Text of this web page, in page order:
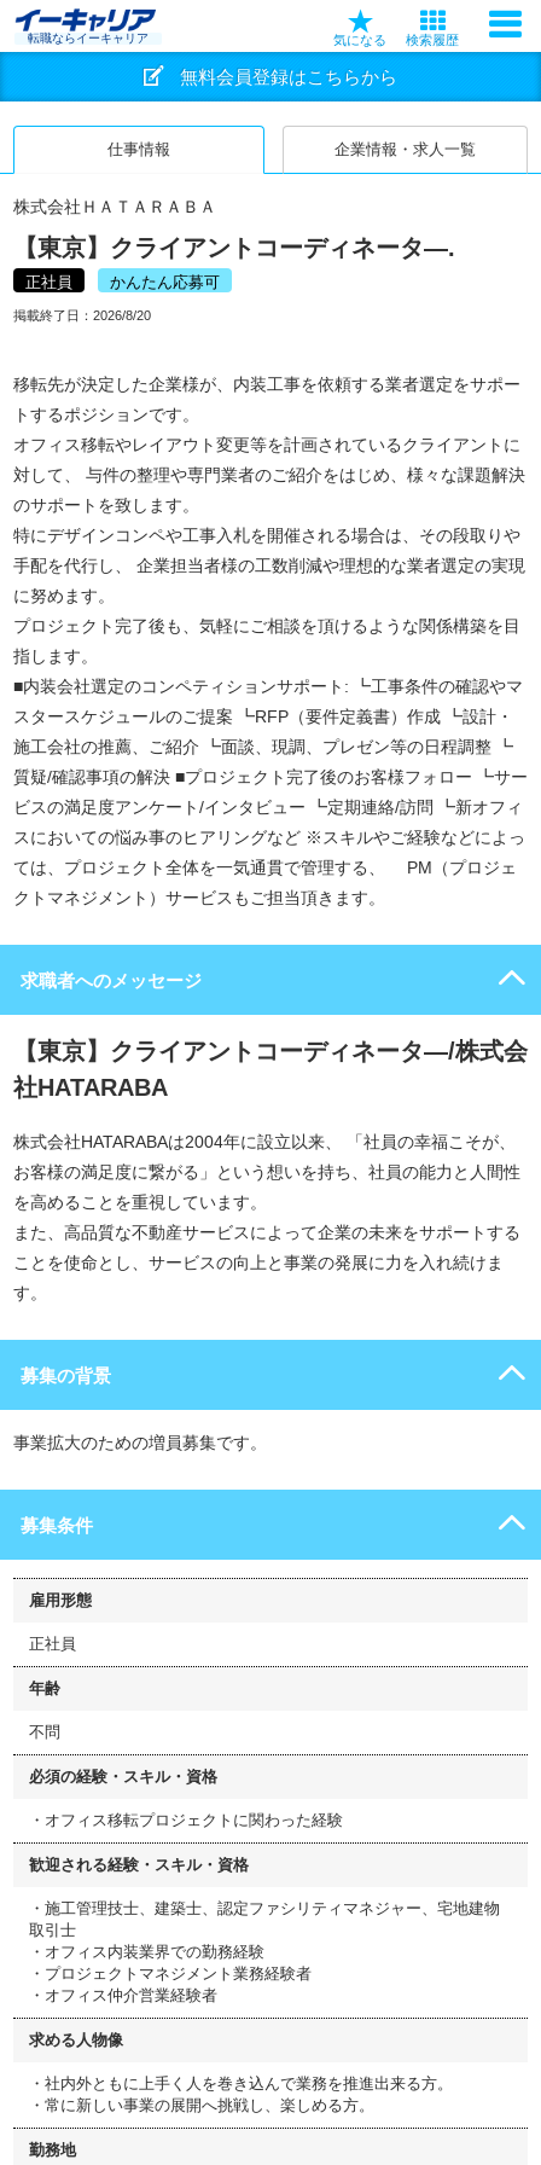
転職ならイーキャリア 気になる 検索履歴
無料会員登録はこちらから
仕事情報 企業情報・求人一覧
株式会社ＨＡＴＡＲＡＢＡ
【東京】クライアントコーディネータ―.
正社員 かんたん応募可
掲載終了日： 2026/8/20
移転先が決定した企業様が、内装工事を依頼する業者選定をサポー
トするポジションです。
オフィス移転やレイアウト変更等を計画されているクライアントに
対して、 与件の整理や専門業者のご紹介をはじめ、様々な課題解決
のサポートを致します。
特にデザインコンペや工事入札を開催される場合は、その段取りや
手配を代行し、 企業担当者様の工数削減や理想的な業者選定の実現
に努めます。
プロジェクト完了後も、気軽にご相談を頂けるような関係構築を目
指します。
■内装会社選定のコンペティションサポート: ┗工事条件の確認やマ
スタースケジュールのご提案 ┗RFP（要件定義書）作成 ┗設計・
施工会社の推薦、ご紹介 ┗面談、現調、プレゼン等の日程調整 ┗
質疑/確認事項の解決 ■プロジェクト完了後のお客様フォロー ┗サー
ビスの満足度アンケート/インタビュー ┗定期連絡/訪問 ┗新オフィ
スにおいての悩み事のヒアリングなど ※スキルやご経験などによっ
ては、プロジェクト全体を一気通貫で管理する、 PM（プロジェ
クトマネジメント）サービスもご担当頂きます。
求職者へのメッセージ
【東京】クライアントコーディネータ―/株式会
社HATARABA
株式会社HATARABAは2004年に設立以来、 「社員の幸福こそが、
お客様の満足度に繋がる」という想いを持ち、社員の能力と人間性
を高めることを重視しています。
また、高品質な不動産サービスによって企業の未来をサポートする
ことを使命とし、サービスの向上と事業の発展に力を入れ続けま
す。
募集の背景
事業拡大のための増員募集です。
募集条件
雇用形態
正社員
年齢
不問
必須の経験・スキル・資格
・オフィス移転プロジェクトに関わった経験
歓迎される経験・スキル・資格
・施工管理技士、建築士、認定ファシリティマネジャー、宅地建物
取引士
・オフィス内装業界での勤務経験
・プロジェクトマネジメント業務経験者
・オフィス仲介営業経験者
求める人物像
・社内外ともに上手く人を巻き込んで業務を推進出来る方。
・常に新しい事業の展開へ挑戦し、楽しめる方。
勤務地